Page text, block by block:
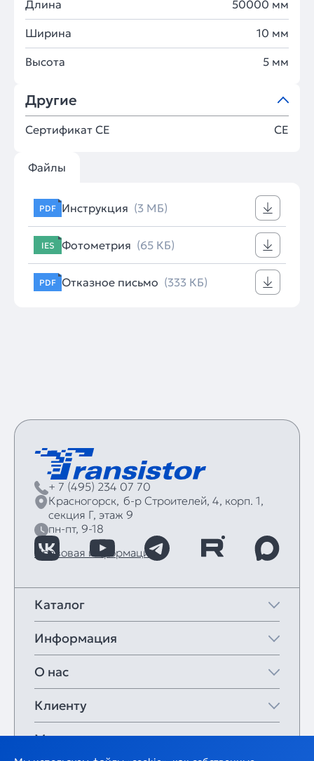
Длина 50000 мм
Ширина 10 мм
Высота 5 мм
Другие
Сертификат CE CE
Файлы
PDF Инструкция (3 МБ)
IES Фотометрия (65 КБ)
PDF Отказное письмо (333 КБ)
+ 7 (495) 234 07 70
Красногорск, б‑р Строителей, 4, корп. 1,
секция Г, этаж 9
пн-пт, 9-18
Правовая информация
Каталог
Информация
О нас
Клиенту
Мои закладки